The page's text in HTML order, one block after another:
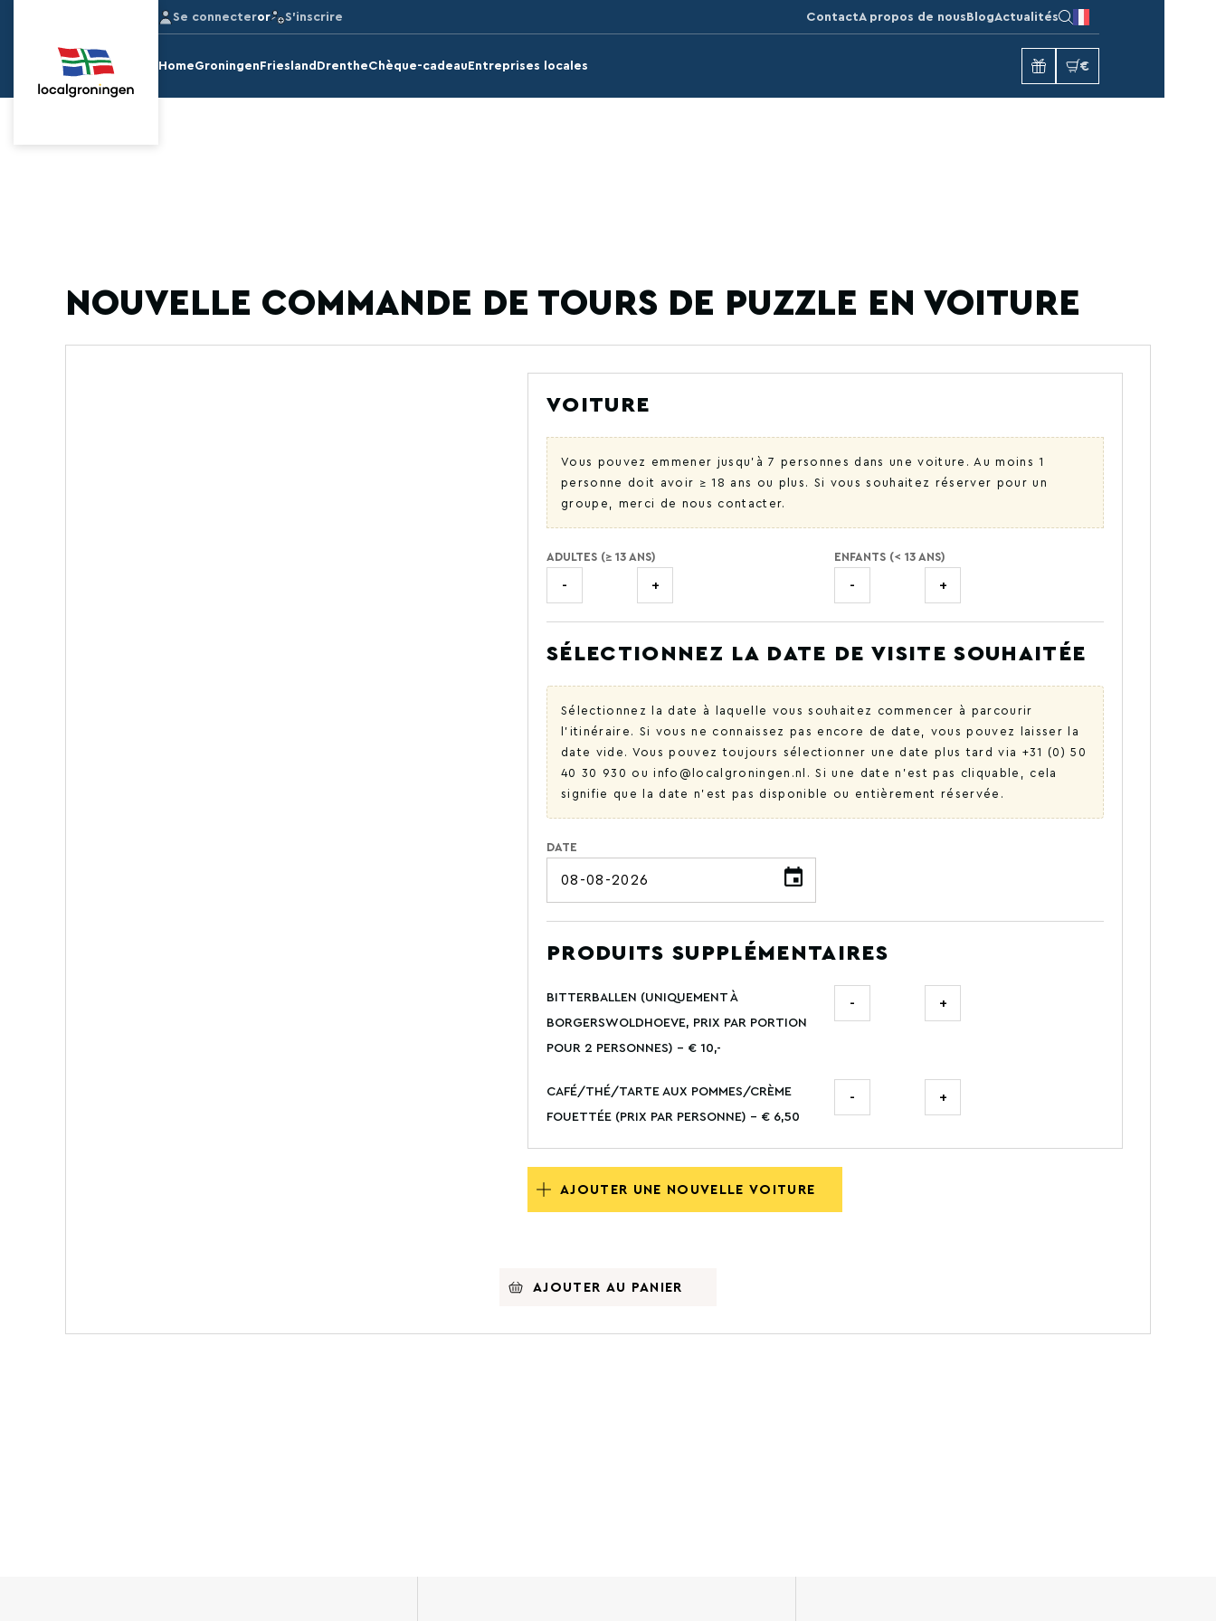
Se connecteror S'inscrire ContactA propos de nous BlogActualités
HomeGroningen Friesland DrentheChèque-cadeau Entreprises locales €
NOUVELLE COMMANDE DE TOURS DE PUZZLE EN VOITURE
VOITURE
Vous pouvez emmener jusqu'à 7 personnes dans une voiture. Au moins 1
personne doit avoir ≥ 18 ans ou plus. Si vous souhaitez réserver pour un
groupe, merci de nous contacter.
ADULTES (≥ 13 ANS)
- +
ENFANTS (< 13 ANS)
- +
SÉLECTIONNEZ LA DATE DE VISITE SOUHAITÉE
Sélectionnez la date à laquelle vous souhaitez commencer à parcourir
l'itinéraire. Si vous ne connaissez pas encore de date, vous pouvez laisser la
date vide. Vous pouvez toujours sélectionner une date plus tard via +31 (0) 50
40 30 930 ou info@localgroningen.nl. Si une date n'est pas cliquable, cela
signifie que la date n'est pas disponible ou entièrement réservée.
DATE
PRODUITS SUPPLÉMENTAIRES
BITTERBALLEN (UNIQUEMENT À
BORGERSWOLDHOEVE, PRIX PAR PORTION
POUR 2 PERSONNES) - € 10,-
- +
CAFÉ/THÉ/TARTE AUX POMMES/CRÈME
FOUETTÉE (PRIX PAR PERSONNE) - € 6,50
- +
AJOUTER UNE NOUVELLE VOITURE
AJOUTER AU PANIER